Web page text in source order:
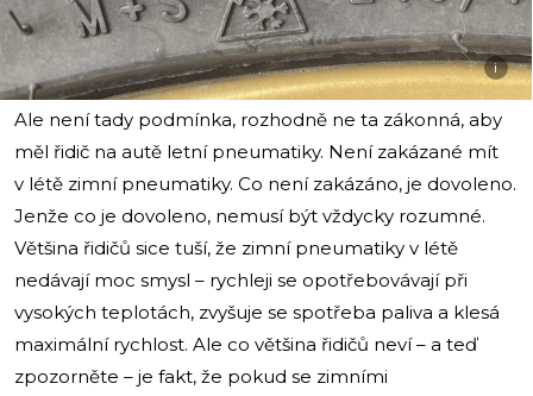
i
Ale není tady podmínka, rozhodně ne ta zákonná, aby
měl řidič na autě letní pneumatiky. Není zakázané mít
v létě zimní pneumatiky. Co není zakázáno, je dovoleno.
Jenže co je dovoleno, nemusí být vždycky rozumné.
Většina řidičů sice tuší, že zimní pneumatiky v létě
nedávají moc smysl – rychleji se opotřebovávají při
vysokých teplotách, zvyšuje se spotřeba paliva a klesá
maximální rychlost. Ale co většina řidičů neví – a teď
zpozorněte – je fakt, že pokud se zimními